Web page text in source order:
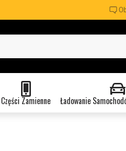
Części Zamienne Ładowanie